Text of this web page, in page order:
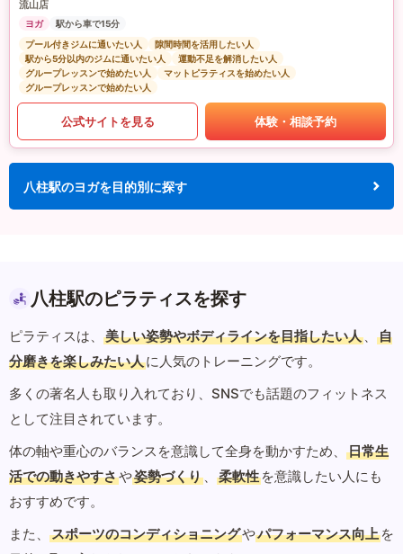
流山店
ヨガ
駅から車で15分
プール付きジムに通いたい人
隙間時間を活用したい人
駅から5分以内のジムに通いたい人
運動不足を解消したい人
グループレッスンで始めたい人
マットピラティスを始めたい人
グループレッスンで始めたい人
公式サイトを見る 体験・相談予約
八柱駅のヨガを目的別に探す
八柱駅のピラティスを探す
ピラティスは、 美しい姿勢やボディラインを目指したい人 、
自
分磨きを楽しみたい人に人気のトレーニングです。
多くの著名人も取り入れており、SNSでも話題のフィットネス
として注目されています。
体の軸や重心のバランスを意識して全身を動かすため、
日常生
活での動きやすさや姿勢づくり 、 柔軟性 を意識したい人にも
おすすめです。
また、
スポーツのコンディショニングやパフォーマンス向上 を